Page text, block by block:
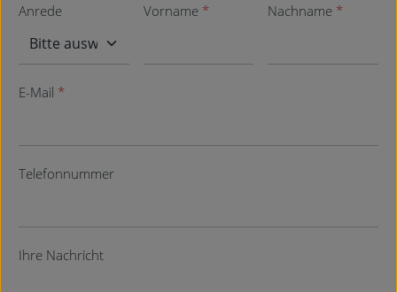
Anrede Vorname * Nachname *
E-Mail *
Telefonnummer
Ihre Nachricht